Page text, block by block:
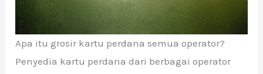
Apa itu grosir kartu perdana semua operator?
Penyedia kartu perdana dari berbagai operator